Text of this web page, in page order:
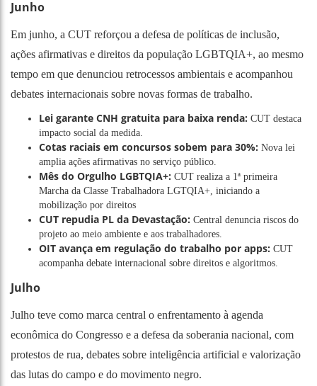
Junho
Em junho, a CUT reforçou a defesa de políticas de inclusão,
ações afirmativas e direitos da população LGBTQIA+, ao mesmo
tempo em que denunciou retrocessos ambientais e acompanhou
debates internacionais sobre novas formas de trabalho.
Lei garante CNH gratuita para baixa renda: CUT destaca
impacto social da medida.
Cotas raciais em concursos sobem para 30%: Nova lei
amplia ações afirmativas no serviço público.
Mês do Orgulho LGBTQIA+: CUT realiza a 1ª primeira
Marcha da Classe Trabalhadora LGTQIA+, iniciando a
mobilização por direitos
CUT repudia PL da Devastação: Central denuncia riscos do
projeto ao meio ambiente e aos trabalhadores.
OIT avança em regulação do trabalho por apps: CUT
acompanha debate internacional sobre direitos e algoritmos.
Julho
Julho teve como marca central o enfrentamento à agenda
econômica do Congresso e a defesa da soberania nacional, com
protestos de rua, debates sobre inteligência artificial e valorização
das lutas do campo e do movimento negro.